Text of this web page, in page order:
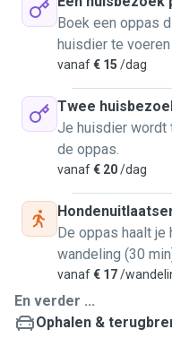
Boek een oppas
huisdier te
vanaf€ 15 /dag
Twee
Je huisdier wordt
de oppas.
vanaf€ 20/dag
De oppas haalt je
wandeling (30
vanaf€ 17/
En verder ...
Ophalen &